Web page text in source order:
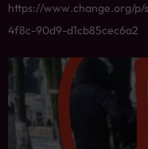
https://www.change.org/
4f8c-90d9-d1cb85cec6a2